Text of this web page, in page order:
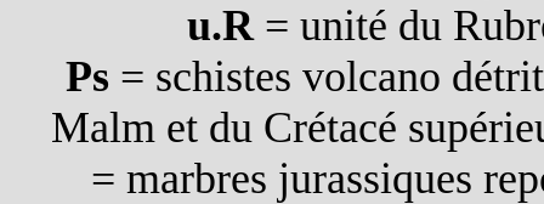
u.R= unité du
Ps = schistes volcano
Malm et du Crétacé
= marbres jurassiques